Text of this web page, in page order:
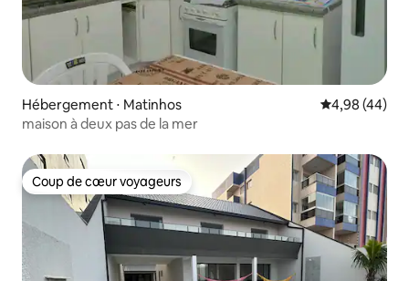
Hébergement ⋅ Matinhos Évaluation
4,98 (44)
maison à deux pas de la mer
Coup de cœur voyageurs
Coup de cœur voyageurs